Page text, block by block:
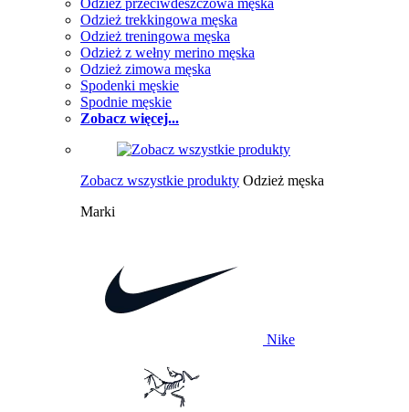
Odzież przeciwdeszczowa męska
Odzież trekkingowa męska
Odzież treningowa męska
Odzież z wełny merino męska
Odzież zimowa męska
Spodenki męskie
Spodnie męskie
Zobacz więcej...
Zobacz wszystkie produkty Odzież męska
Marki
Nike